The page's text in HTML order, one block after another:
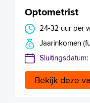
Optometrist
24-32 uur per
Jaarinkomen
Bekijk deze